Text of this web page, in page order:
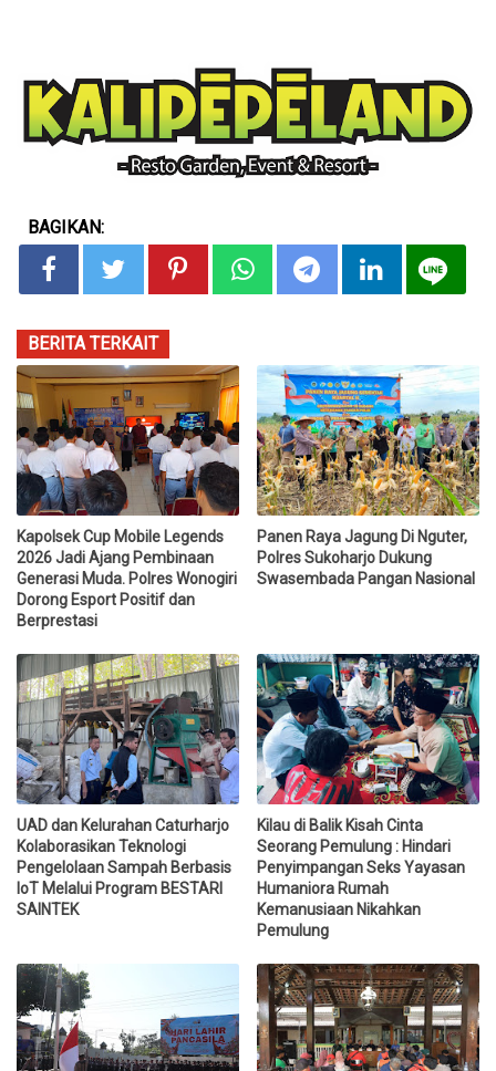
BAGIKAN:
BERITA TERKAIT
Kapolsek Cup Mobile Legends
2026 Jadi Ajang Pembinaan
Generasi Muda. Polres Wonogiri
Dorong Esport Positif dan
Berprestasi
Panen Raya Jagung Di Nguter,
Polres Sukoharjo Dukung
Swasembada Pangan Nasional
UAD dan Kelurahan Caturharjo
Kolaborasikan Teknologi
Pengelolaan Sampah Berbasis
IoT Melalui Program BESTARI
SAINTEK
Kilau di Balik Kisah Cinta
Seorang Pemulung : Hindari
Penyimpangan Seks Yayasan
Humaniora Rumah
Kemanusiaan Nikahkan
Pemulung